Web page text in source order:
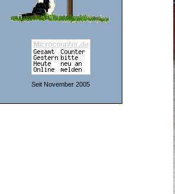
Seit November 2005